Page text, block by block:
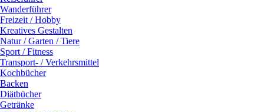
Wanderführer
Freizeit / Hobby
Kreatives Gestalten
Natur / Garten / Tiere
Sport / Fitness
Transport- / Verkehrsmittel
Kochbücher
Backen
Diätbücher
Getränke